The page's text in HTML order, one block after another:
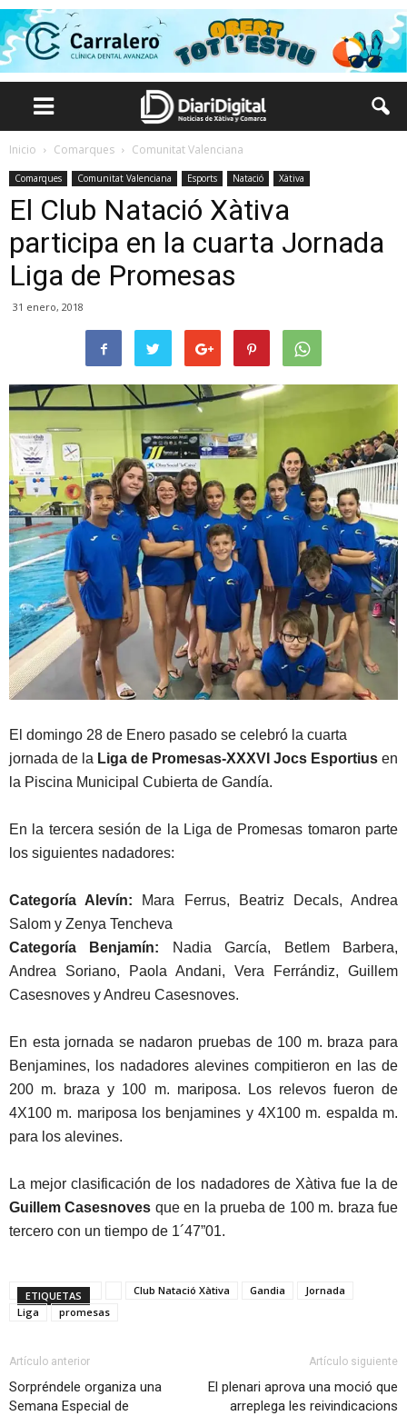
Inicio Comarques Comunitat Valenciana
Comarques Comunitat Valenciana Esports Natació Xàtiva
El Club Natació Xàtiva
participa en la cuarta Jornada
Liga de Promesas
31 enero, 2018
El domingo 28 de Enero pasado se celebró la cuarta
jornada de la Liga de Promesas-XXXVI Jocs Esportius en
la Piscina Municipal Cubierta de Gandía.
En la tercera sesión de la Liga de Promesas tomaron parte
los siguientes nadadores:
Categoría Alevín: Mara Ferrus, Beatriz Decals, Andrea
Salom y Zenya Tencheva
Categoría Benjamín: Nadia García, Betlem Barbera,
Andrea Soriano, Paola Andani, Vera Ferrándiz, Guillem
Casesnoves y Andreu Casesnoves.
En esta jornada se nadaron pruebas de 100 m. braza para
Benjamines, los nadadores alevines compitieron en las de
200 m. braza y 100 m. mariposa. Los relevos fueron de
4X100 m. mariposa los benjamines y 4X100 m. espalda m.
para los alevines.
La mejor clasificación de los nadadores de Xàtiva fue la de
Guillem Casesnoves que en la prueba de 100 m. braza fue
tercero con un tiempo de 1´47”01.
ETIQUETAS Club Natació Xàtiva Gandia
Jornada
Liga
promesas
Artículo anterior
Sorpréndele organiza una
Semana Especial de
Artículo siguiente
El plenari aprova una moció que
arreplega les reivindicacions